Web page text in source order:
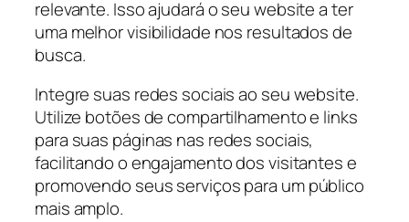
relevante. Isso ajudará o seu website a ter
uma melhor visibilidade nos resultados de
busca.
Integre suas redes sociais ao seu website.
Utilize botões de compartilhamento e links
para suas páginas nas redes sociais,
facilitando o engajamento dos visitantes e
promovendo seus serviços para um público
mais amplo.